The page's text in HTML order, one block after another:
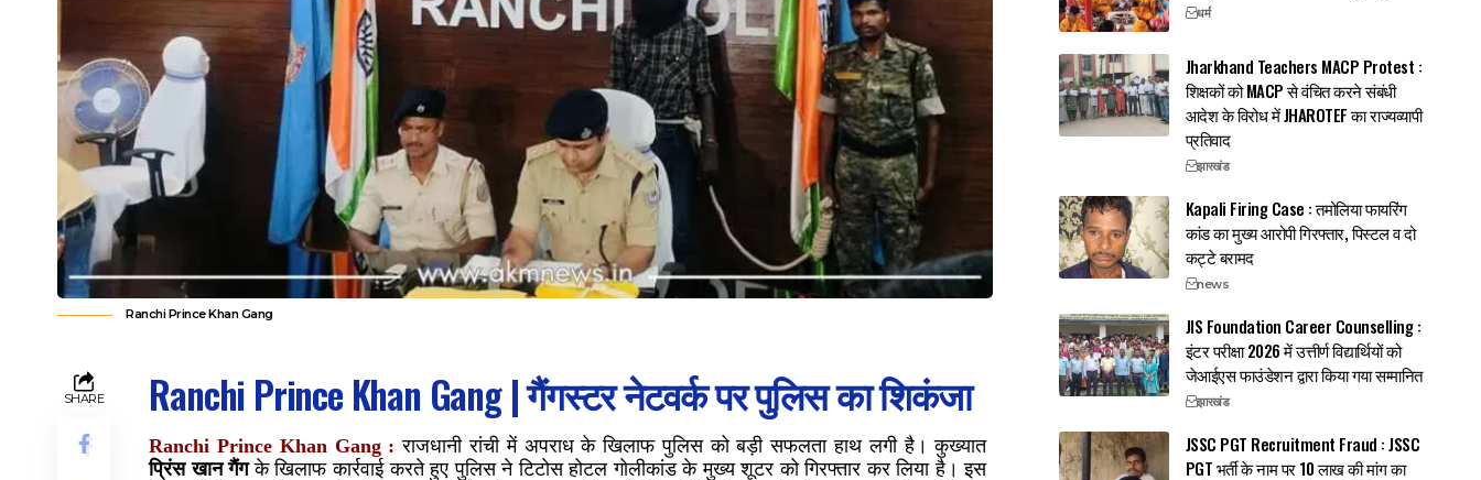
Ranchi Prince Khan Gang
SHARE Ranchi Prince Khan Gang| गैंगस्टर नेटवर्क पर पुलिस का शिकंजा
Ranchi Prince Khan Gang : राजधानी रांची में अपराध के खिलाफ पुलिस को बड़ी सफलता हाथ लगी है। कुख्यात
प्रिंस खान गैंगके खिलाफ कार्रवाई करते हुए पुलिस ने टिटोस होटल गोलीकांड के मुख्य शूटर को गिरफ्तार कर लिया है। इस
धर्म
Jharkhand Teachers MACP Protest :
शिक्षकों को MACP से वंचित करने संबंधी
आदेश के विरोध में JHAROTEF का राज्यव्यापी
प्रतिवाद
झारखंड
Kapali Firing Case : तमोलिया फायरिंग
कांड का मुख्य आरोपी गिरफ्तार, पिस्टल व दो
कट्टे बरामद
news
JIS Foundation Career Counselling :
इंटर परीक्षा 2026 में उत्तीर्ण विद्यार्थियों को
जेआईएस फाउंडेशन द्वारा किया गया सम्मानित
झारखंड
JSSC PGT Recruitment Fraud : JSSC
PGT भर्ती के नाम पर 10 लाख की मांग का